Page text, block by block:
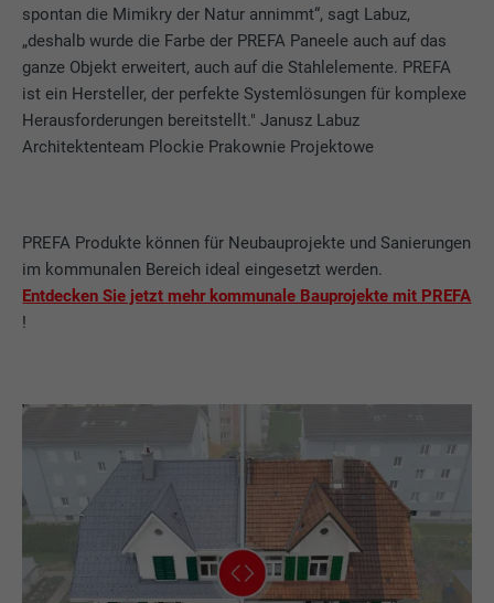
spontan die Mimikry der Natur annimmt“, sagt Labuz,
„deshalb wurde die Farbe der PREFA Paneele auch auf das
ganze Objekt erweitert, auch auf die Stahlelemente. PREFA
ist ein Hersteller, der perfekte Systemlösungen für komplexe
Herausforderungen bereitstellt." Janusz Labuz
Architektenteam Plockie Prakownie Projektowe
PREFA Produkte können für Neubauprojekte und Sanierungen
im kommunalen Bereich ideal eingesetzt werden.
Entdecken Sie jetzt mehr kommunale Bauprojekte mit PREFA
!